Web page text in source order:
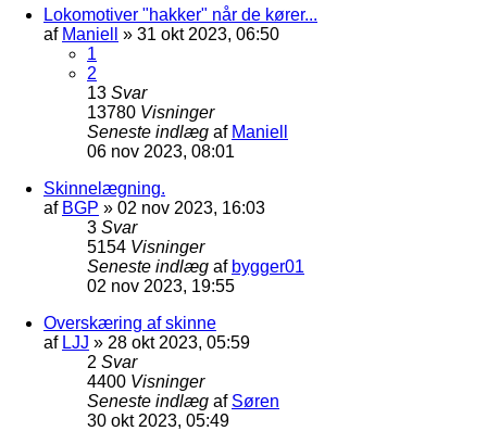
Lokomotiver "hakker" når de kører...
af Maniell » 31 okt 2023, 06:50
1
2
13 Svar
13780 Visninger
Seneste indlæg af Maniell
06 nov 2023, 08:01
Skinnelægning.
af BGP » 02 nov 2023, 16:03
3 Svar
5154 Visninger
Seneste indlæg af bygger01
02 nov 2023, 19:55
Overskæring af skinne
af LJJ » 28 okt 2023, 05:59
2 Svar
4400 Visninger
Seneste indlæg af Søren
30 okt 2023, 05:49